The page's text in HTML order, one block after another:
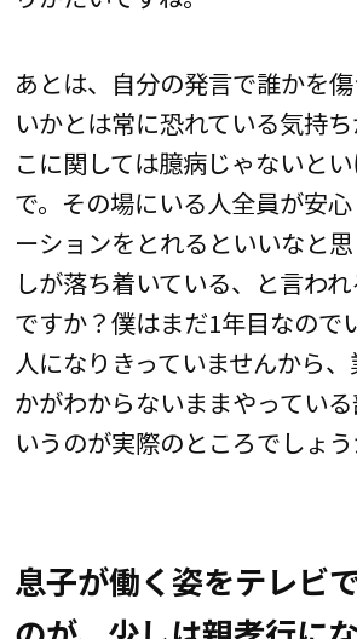
あとは、自分の発言で誰かを
いかとは常に恐れている気持
こに関しては臆病じゃないと
で。その場にいる人全員が安
ーションをとれるといいなと
しが落ち着いている、と言わ
ですか？僕はまだ1年目なので
人になりきっていませんから
かがわからないままやってい
いうのが実際のところでしょう
息子が働く姿をテレビ